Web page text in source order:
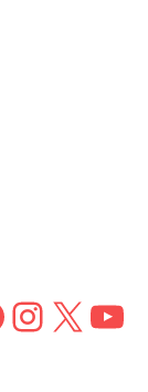
Instagram X YouTube